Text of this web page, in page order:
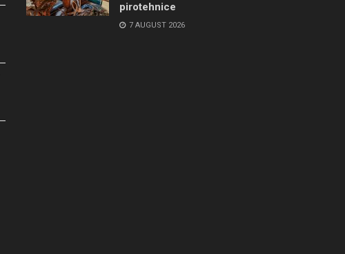
pirotehnice
7 AUGUST 2026